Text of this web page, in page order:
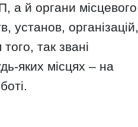
а й органи місцевого
установ, організацій,
так звані
яких місцях – на